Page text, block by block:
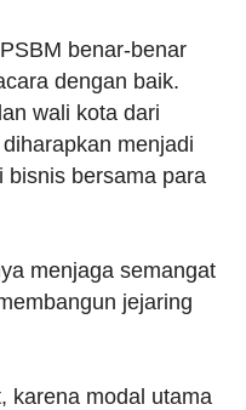
benar-benar
dengan baik.
wali kota dari
menjadi
bisnis bersama para
menjaga semangat
jejaring
karena modal utama